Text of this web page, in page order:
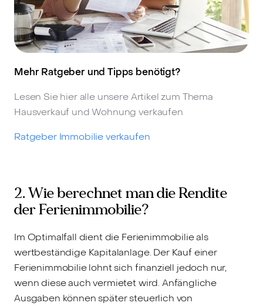
Mehr Ratgeber und Tipps benötigt?
Lesen Sie hier alle unsere Artikel zum Thema
Hausverkauf und Wohnung verkaufen
Ratgeber Immobilie verkaufen
2. Wie berechnet man die Rendite
der Ferienimmobilie?
Im Optimalfall dient die Ferienimmobilie als
wertbeständige Kapitalanlage. Der Kauf einer
Ferienimmobilie lohnt sich finanziell jedoch nur,
wenn diese auch vermietet wird. Anfängliche
Ausgaben können später steuerlich von